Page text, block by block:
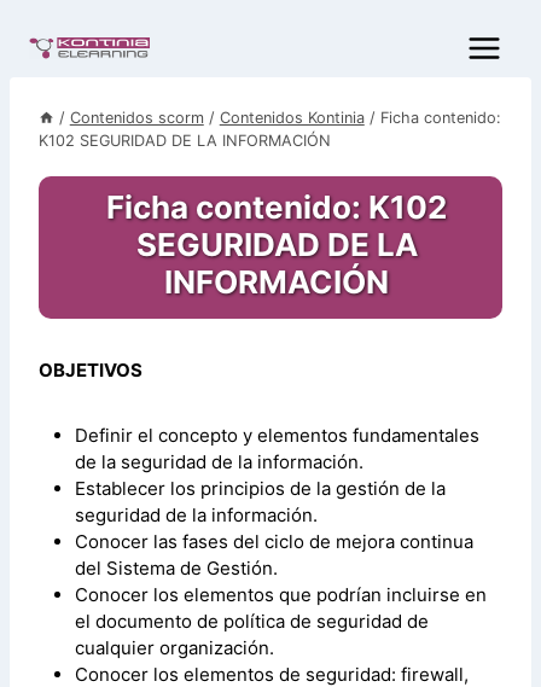
contenido
/ Contenidos scorm / Contenidos Kontinia / Ficha contenido:
K102 SEGURIDAD DE LA INFORMACIÓN
Ficha contenido: K102
SEGURIDAD DE LA
INFORMACIÓN
OBJETIVOS
Definir el concepto y elementos fundamentales
de la seguridad de la información.
Establecer los principios de la gestión de la
seguridad de la información.
Conocer las fases del ciclo de mejora continua
del Sistema de Gestión.
Conocer los elementos que podrían incluirse en
el documento de política de seguridad de
cualquier organización.
Conocer los elementos de seguridad: firewall,